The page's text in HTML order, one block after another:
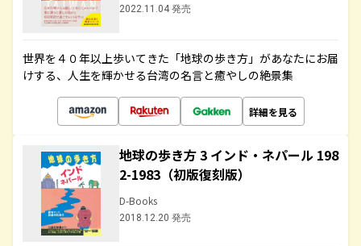
2022.11.04 発売
世界を４０年以上歩いてきた「地球の歩き方」があなたにお届
けする、人生を輝かせる台湾の名言と癒やしの絶景集
詳細を見る
地球の歩き方 3 インド・ネパール 198
2-1983（初版復刻版）
D-Books
2018.12.20 発売